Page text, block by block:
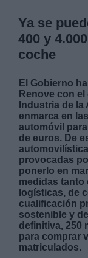
Ya se
400 y
coche
El Gobierno
Renove con
Industria de
enmarca en
automóvil
de euros. De
provocadas
ponerlo en
medidas tanto
logísticas, de
cualificación
sostenible y
definitiva, 250
para comprar
matriculados.
Legitimación:
Destinatarios:
Derechos:
Información
link